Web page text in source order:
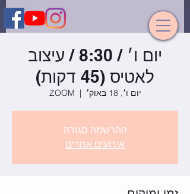
יום ו׳ / 8:30 / עיצוב
לאטיס (45 דקות)
יום ו׳, 18 באוק׳
  |
ZOOM
ההרשמה סגורה
אירועים אחרים